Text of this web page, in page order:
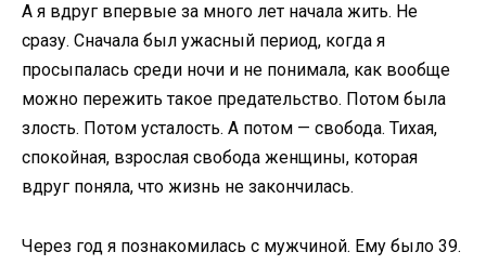
А я вдруг впервые за много лет начала жить. Не
сразу. Сначала был ужасный период, когда я
просыпалась среди ночи и не понимала, как вообще
можно пережить такое предательство. Потом была
злость. Потом усталость. А потом — свобода. Тихая,
спокойная, взрослая свобода женщины, которая
вдруг поняла, что жизнь не закончилась.
Через год я познакомилась с мужчиной. Ему было 39.